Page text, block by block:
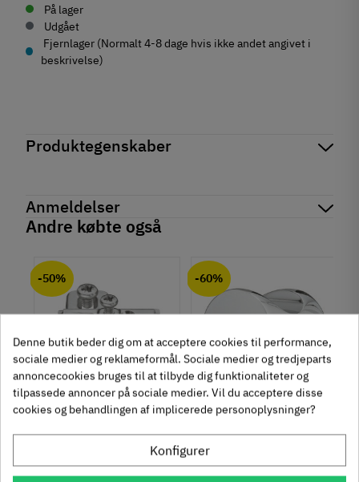
På lager
Udgået
Fjernlager (Normalt 4-8 dage hvis ikke andet angivet i
beskrivelse)
Produktegenskaber
På lager156 Varer
TilstandNy
Anmeldelser
Andre købte også
-50%
Krydsmontageplade -
Duomatic SL -
-60%
Knopgreb med to
uddybninger - rustfrit
stål
136.05.009
Denne butik beder dig om at acceptere cookies til performance,
sociale medier og reklameformål. Sociale medier og tredjeparts
annoncecookies bruges til at tilbyde dig funktionaliteter og
tilpassede annoncer på sociale medier. Vil du acceptere disse
cookies og behandlingen af implicerede personoplysninger?
Konfigurer